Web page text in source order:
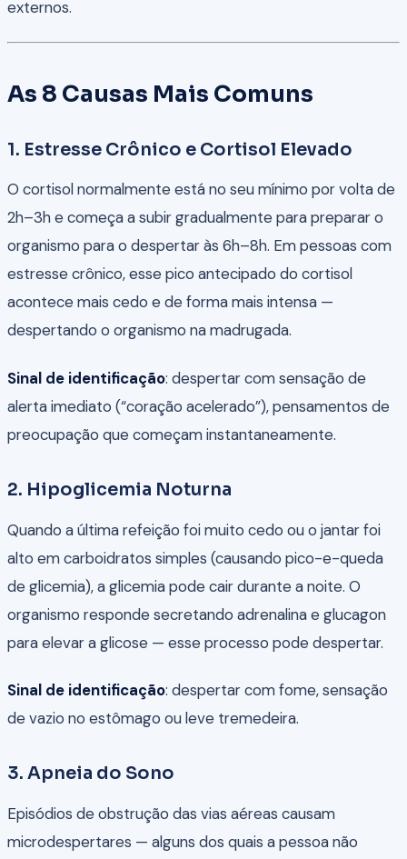
externos.
As 8 Causas Mais Comuns
1. Estresse Crônico e Cortisol Elevado
O cortisol normalmente está no seu mínimo por volta de
2h–3h e começa a subir gradualmente para preparar o
organismo para o despertar às 6h–8h. Em pessoas com
estresse crônico, esse pico antecipado do cortisol
acontece mais cedo e de forma mais intensa —
despertando o organismo na madrugada.
Sinal de identificação: despertar com sensação de
alerta imediato (“coração acelerado”), pensamentos de
preocupação que começam instantaneamente.
2. Hipoglicemia Noturna
Quando a última refeição foi muito cedo ou o jantar foi
alto em carboidratos simples (causando pico-e-queda
de glicemia), a glicemia pode cair durante a noite. O
organismo responde secretando adrenalina e glucagon
para elevar a glicose — esse processo pode despertar.
Sinal de identificação: despertar com fome, sensação
de vazio no estômago ou leve tremedeira.
3. Apneia do Sono
Episódios de obstrução das vias aéreas causam
microdespertares — alguns dos quais a pessoa não